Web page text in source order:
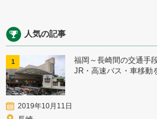
人気の記事
1
福岡～長崎間の交通手
JR・高速バス・車移動
2019年10月11日